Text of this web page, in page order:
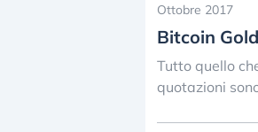
Ottobre 2017
Bitcoin
Tutto quello
quotazioni